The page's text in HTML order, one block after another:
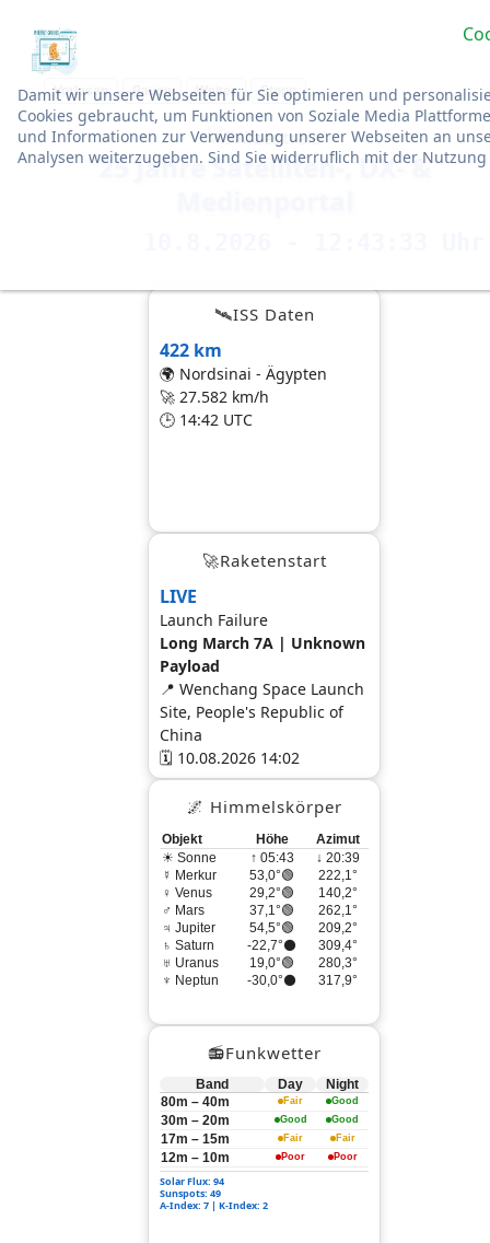
Vorlesen Pause Weiter Stopp
Damit wir unsere Webseiten für Sie optimieren und
Cookies gebraucht, um Funktionen von Soziale Media
und Informationen zur Verwendung unserer Webseiten an
Analysen weiterzugeben. Sind Sie widerruflich mit der
25 Jahre Satelliten-, DX- &
🛰ISS Daten
422 km
🌍 Nordsinai - Ägypten
🚀 27.582 km/h
🕒 14:42 UTC
🚀Raketenstart
LIVE
Launch Failure
Long March 7A | Unknown
Payload
📍 Wenchang Space Launch
Site, People's Republic of
China
🗓 10.08.2026 14:02
🌌 Himmelskörper
Objekt Höhe
Azimut
☀ Sonne
↑ 05:43
↓ 20:39
☿ Merkur
53,0°🟢
222,1°
♀ Venus
29,2°🟢
140,2°
♂ Mars
37,1°🟢
262,1°
♃ Jupiter
54,5°🟢
209,2°
♄ Saturn
-22,7°⚫
309,4°
♅ Uranus
19,0°🟢
280,3°
♆ Neptun
-30,0°⚫ 317,9°
📻Funkwetter
Band Day
Night
80m – 40m
Fair Good
30m – 20m Good Good
17m – 15m Fair Fair
12m – 10m Poor Poor
Solar Flux: 94
Sunspots: 49
A-Index: 7 | K-Index: 2